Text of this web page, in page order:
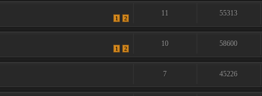
1 2
11 55313
1 2
10 58600
7 45226